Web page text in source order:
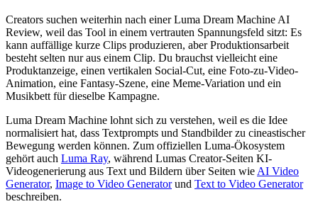
Creators suchen weiterhin nach einer Luma Dream Machine AI
Review, weil das Tool in einem vertrauten Spannungsfeld sitzt: Es
kann auffällige kurze Clips produzieren, aber Produktionsarbeit
besteht selten nur aus einem Clip. Du brauchst vielleicht eine
Produktanzeige, einen vertikalen Social-Cut, eine Foto-zu-Video-
Animation, eine Fantasy-Szene, eine Meme-Variation und ein
Musikbett für dieselbe Kampagne.
Luma Dream Machine lohnt sich zu verstehen, weil es die Idee
normalisiert hat, dass Textprompts und Standbilder zu cineastischer
Bewegung werden können. Zum offiziellen Luma-Ökosystem
gehört auch Luma Ray, während Lumas Creator-Seiten KI-
Videogenerierung aus Text und Bildern über Seiten wie AI Video
Generator, Image to Video Generatorund Text to Video Generator
beschreiben.